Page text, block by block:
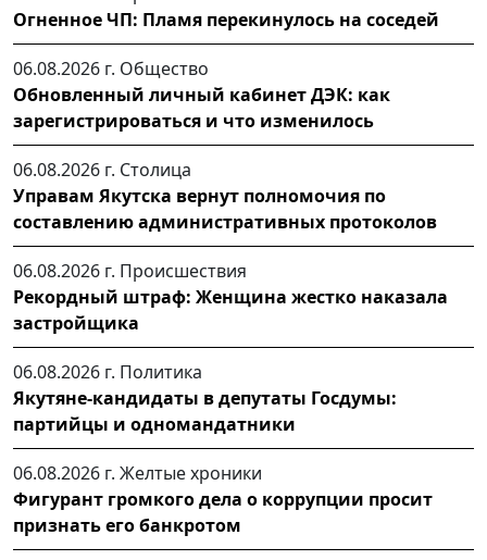
Огненное ЧП: Пламя перекинулось на соседей
06.08.2026 г. Общество
Обновленный личный кабинет ДЭК: как
зарегистрироваться и что изменилось
06.08.2026 г. Столица
Управам Якутска вернут полномочия по
составлению административных протоколов
06.08.2026 г. Происшествия
Рекордный штраф: Женщина жестко наказала
застройщика
06.08.2026 г. Политика
Якутяне-кандидаты в депутаты Госдумы:
партийцы и одномандатники
06.08.2026 г. Желтые хроники
Фигурант громкого дела о коррупции просит
признать его банкротом